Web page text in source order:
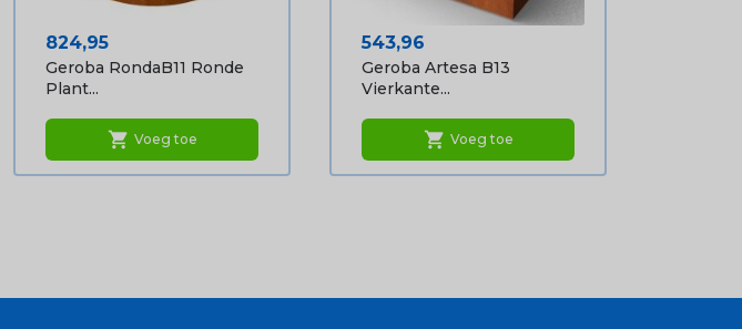
Prijs
824,95
Geroba RondaB11 Ronde
Plant...
shopping_cart Voeg toe
Prijs
543,96
Geroba Artesa B13
Vierkante...
shopping_cart Voeg toe